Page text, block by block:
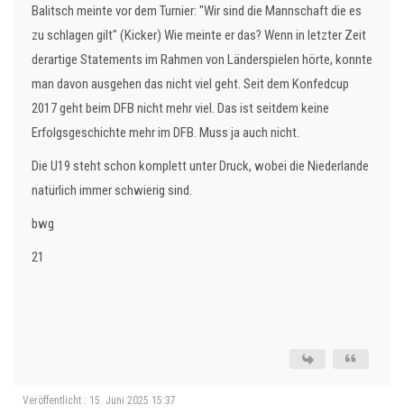
Balitsch meinte vor dem Turnier: "Wir sind die Mannschaft die es
zu schlagen gilt" (Kicker) Wie meinte er das? Wenn in letzter Zeit
derartige Statements im Rahmen von Länderspielen hörte, konnte
man davon ausgehen das nicht viel geht. Seit dem Konfedcup
2017 geht beim DFB nicht mehr viel. Das ist seitdem keine
Erfolgsgeschichte mehr im DFB. Muss ja auch nicht.
Die U19 steht schon komplett unter Druck, wobei die Niederlande
natürlich immer schwierig sind.
bwg
21
Veröffentlicht : 15. Juni 2025 15:37